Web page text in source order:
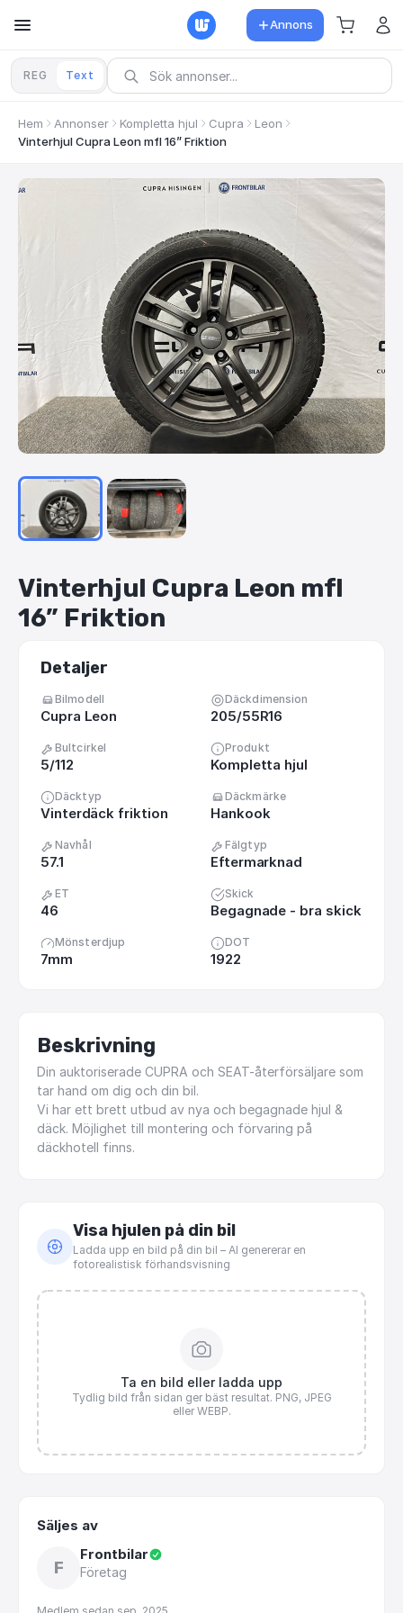
Annons
REG Text
Hem Annonser Kompletta hjul Cupra
Leon
Vinterhjul Cupra Leon mfl 16” Friktion
Vinterhjul Cupra Leon mfl
16” Friktion
Detaljer
Bilmodell
Cupra Leon
Däckdimension
205/55R16
Bultcirkel
5/112
Produkt
Kompletta hjul
Däcktyp
Vinterdäck friktion
Däckmärke
Hankook
Navhål
57.1
Fälgtyp
Eftermarknad
ET
46
Skick
Begagnade - bra skick
Mönsterdjup
7mm
DOT
1922
Beskrivning
Din auktoriserade CUPRA och SEAT-återförsäljare som
tar hand om dig och din bil.
Vi har ett brett utbud av nya och begagnade hjul &
däck. Möjlighet till montering och förvaring på
däckhotell finns.
Visa hjulen på din bil
Ladda upp en bild på din bil – AI genererar en
fotorealistisk förhandsvisning
Ta en bild eller ladda upp
Tydlig bild från sidan ger bäst resultat. PNG, JPEG
eller WEBP.
Säljes av
F
Frontbilar
Företag